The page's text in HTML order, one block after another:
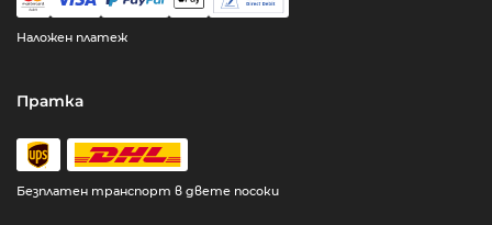
Наложен платеж
Пратка
Безплатен транспорт в двете посоки